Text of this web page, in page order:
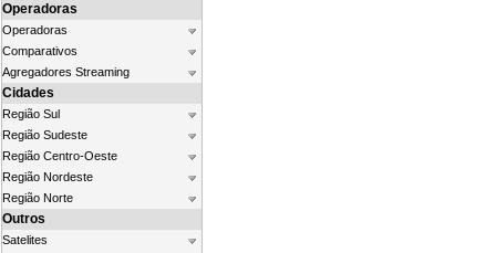
Operadoras
Operadoras
Comparativos
Agregadores Streaming
Cidades
Região Sul
Região Sudeste
Região Centro-Oeste
Região Nordeste
Região Norte
Outros
Satelites